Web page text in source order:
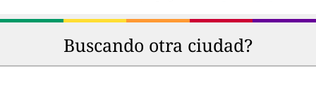
Buscando otra ciudad?